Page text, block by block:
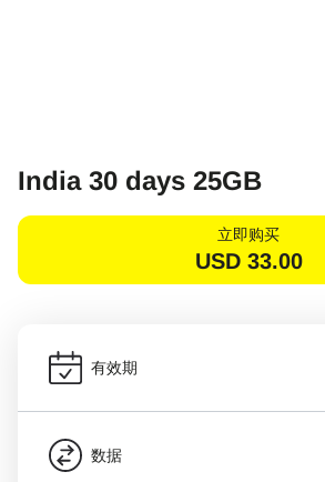
India 30 days 25GB
立即购买
USD 33.00
有效期
数据